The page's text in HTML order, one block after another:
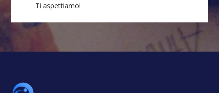
Ti aspettiamo!